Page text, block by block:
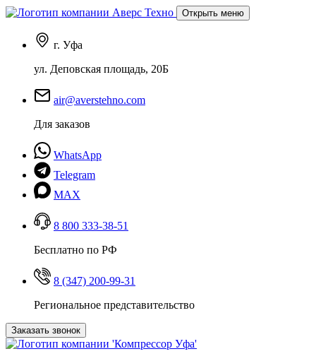
Открыть меню
г. Уфа
ул. Деповская площадь, 20Б
air@averstehno.com
Для заказов
WhatsApp
Telegram
MAX
8 800 333-38-51
Бесплатно по РФ
8 (347) 200-99-31
Региональное представительство
Заказать звонок